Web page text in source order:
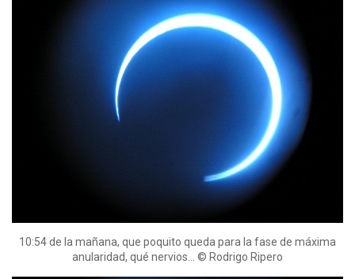
10:54 de la mañana, que poquito queda para la fase de máxima
anularidad, qué nervios… © Rodrigo Ripero